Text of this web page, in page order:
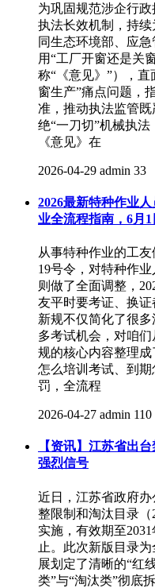
为巩固规范涉企行
执法长效机制，持
同生态环境部、应
用“工厂开窗还是关
称“《意见》”），
窗生产”痛点问题，
准，推动执法监管
绝“一刀切”机械执法
《意见》在
2026-04-29 admin 33
2026最新特种作业
业全流程指南，6月
从事特种作业的工
19号令，对特种作
则做了全面调整，
友平时要考证、换
新规不仅简化了很
多考试机会，对咱
规的核心内容整理成
怎么培训考试、到
罚，全流程
2026-04-27 admin 110
【资讯】江苏省出
强烈信号
近日，江苏省政府
整限制和淘汰目录（
实施，有效期至
止。此次新版目录
展划定了清晰的“红
类”与“淘汰类”彻底